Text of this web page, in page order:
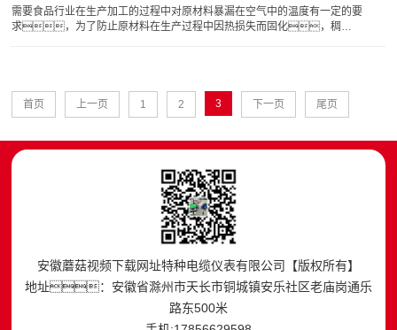
需要食品行业在生产加工的过程中对原材料暴漏在空气中的温度有一定的要
求，为了防止原材料在生产过程中因热损失而固化，稠
首页 上一页 1 2 3 下一页 尾页
安徽蘑菇视频下载网址特种电缆仪表有限公司【版权所有】
地址：安徽省滁州市天长市铜城镇安乐社区老庙岗通乐
路东500米